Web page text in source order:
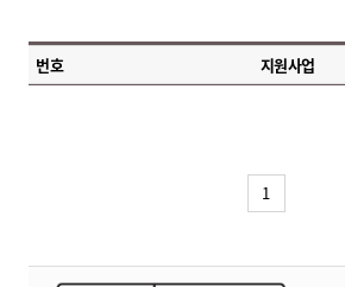
번호 지원사업
1